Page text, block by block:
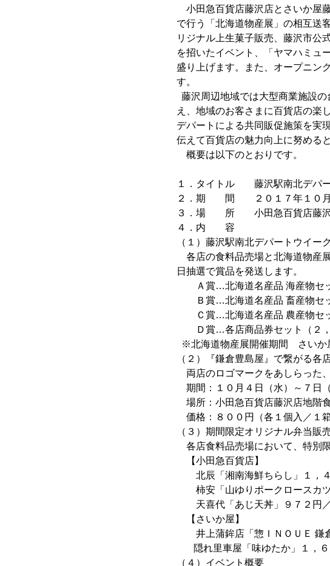
小田急百貨店藤沢店とさいか屋
で行う「北海道物産展」の相互送
リジナル上生菓子販売、藤沢市公
を招いたイベント、「ヤマハミュ
盛り上げます。また、オープニン
す。
藤沢周辺地域では大型商業施設
え、地域のお客さまに百貨店の楽
デパートによる共同販促施策を実
伝えて百貨店の魅力向上に努める
概要は以下のとおりです。
１．タイトル 藤沢駅南北デパー
２．期 間 ２０１７年１０月４
３．場 所 小田急百貨店藤沢
４．内 容
（１）藤沢駅南北デパートウイー
各店の食料品売場と北海道物産
日抽選で賞品を発送します。
Ａ賞…北海道名産品 海産物セ
Ｂ賞…北海道名産品 畜産物セ
Ｃ賞…北海道名産品 農産物セ
Ｄ賞…各店商品券セット（２，
※北海道物産展開催期間 さいか
（２）『鎌倉豊島屋』で繋がる各
両店のロゴマークをあしらった
期間：１０月４日（水）～７日（
場所：小田急百貨店藤沢店地階
価格：８００円（各１個入／１
（３）期間限定オリジナル弁当販
各店食料品売場において、特別
【小田急百貨店】
北辰「湘南海鮮ちらし」１，
柿安「山ゆりポークロースカツ
天喜代「あじ天丼」９７２円
【さいか屋】
井上蒲鉾店「惣ＩＮＯＵＥ 鎌
隠れ里車屋「味ゆたか」１，６
（４）イベント概要